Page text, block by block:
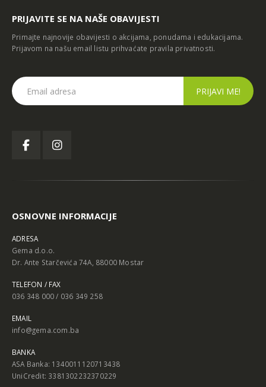
PRIJAVITE SE NA NAŠE OBAVIJESTI
Primajte najnovije obavijesti o akcijama, ponudama i edukacijama.
Prijavom na našu email listu prihvaćate pravila privatnosti.
OSNOVNE INFORMACIJE
ADRESA
Gema d.o.o.
Dr. Ante Starčevića 74A, 88000 Mostar
TELEFON / FAX
036 348 000 / 036 349 258
EMAIL
info@gema.com.ba
BANKA
ASA Banka: 1340011120713438
UniCredit: 3381302232370229